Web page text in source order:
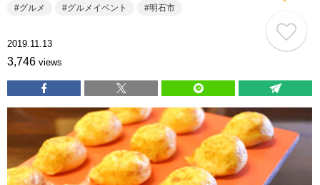
グルメ グルメイベント 明石市
2019.11.13
3,746 views